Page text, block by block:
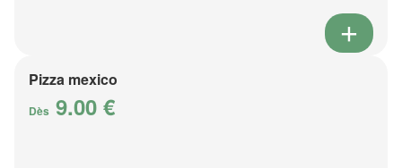
Pizza mexico
Dès 9.00 €